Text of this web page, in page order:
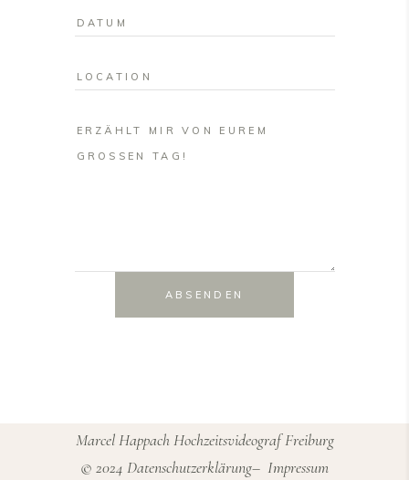
ABSENDEN
Marcel Happach Hochzeitsvideograf Freiburg
© 2024 Datenschutzerklärung– Impressum